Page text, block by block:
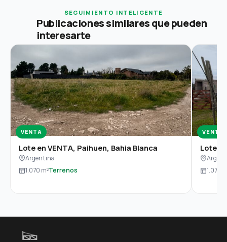
SEGUIMIENTO INTELIGENTE
Publicaciones similares que pueden
interesarte
VENTA
Lote en VENTA, Paihuen, Bahia Blanca
Argentina
1.070 m²Terrenos
VENTA
Lote
1.070